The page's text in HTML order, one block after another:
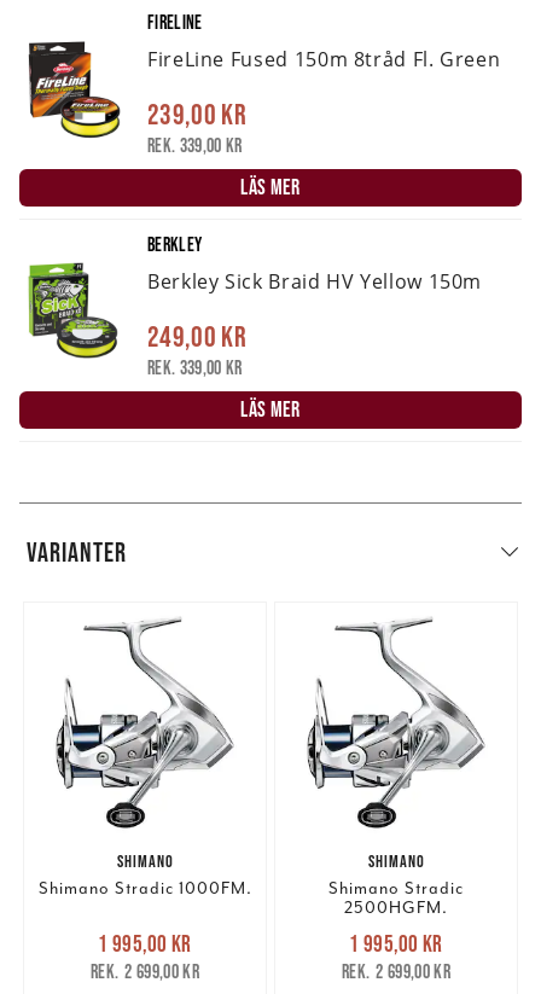
FIRELINE
FireLine Fused 150m 8tråd Fl. Green
239,00 kr
Rek. 339,00 kr
LÄS MER
BERKLEY
Berkley Sick Braid HV Yellow 150m
249,00 kr
Rek. 339,00 kr
LÄS MER
VARIANTER
SHIMANO
Shimano Stradic 1000FM.
Nuvarande pris
1 995,00 krTidigare pris
2 699,00 kr
1 995,00 kr
2 699,00 kr
SHIMANO
Shimano Stradic
2500HGFM.
Nuvarande pris
1 995,00 krTidigare pris
2 699,00 kr
1 995,00 kr
2 699,00 kr